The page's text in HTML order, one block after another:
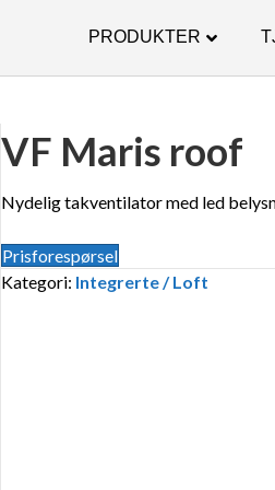
PRODUKTER
VF Maris roof
Nydelig takventilator med led
Prisforespørsel
Kategori: Integrerte / Loft